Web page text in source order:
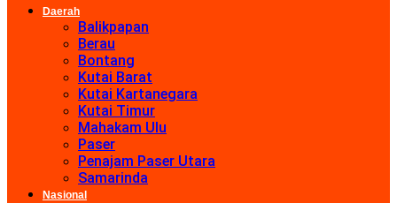
Daerah
Balikpapan
Berau
Bontang
Kutai Barat
Kutai Kartanegara
Kutai Timur
Mahakam Ulu
Paser
Penajam Paser Utara
Samarinda
Nasional